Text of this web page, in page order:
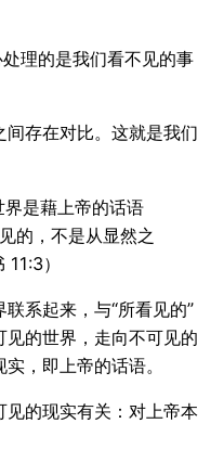
理的是我们看不见的事
存在对比。这就是我们
界是藉上帝的话语
的，不是从显然之
）
系起来，与“所看见的”
的世界，走向不可见的
，即上帝的话语。
见的现实有关：对上帝本